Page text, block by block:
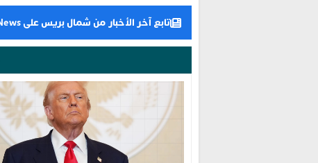
تابع آخر الأخبار من شمال بريس على Google News